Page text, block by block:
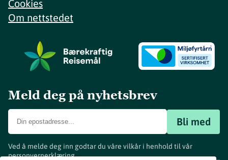
Cookies
Om nettstedet
Meld deg på nyhetsbrev
Bli med
Ved å melde deg inn godtar du våre vilkår i henhold til vår
personvernerklæring.